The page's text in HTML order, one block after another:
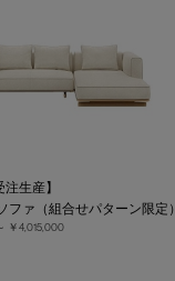
生産】
ファ（組合せパターン限定）
￥4,015,000